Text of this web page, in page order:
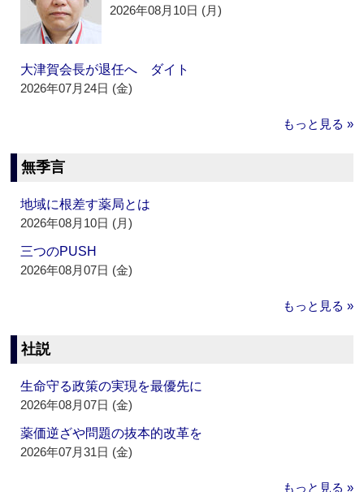
2026年08月10日 (月)
大津賀会長が退任へ ダイト
2026年07月24日 (金)
もっと見る »
無季言
地域に根差す薬局とは
2026年08月10日 (月)
三つのPUSH
2026年08月07日 (金)
もっと見る »
社説
生命守る政策の実現を最優先に
2026年08月07日 (金)
薬価逆ざや問題の抜本的改革を
2026年07月31日 (金)
もっと見る »